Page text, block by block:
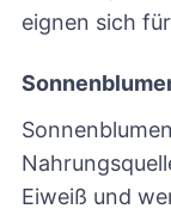
eignen sich
Eiweiß und